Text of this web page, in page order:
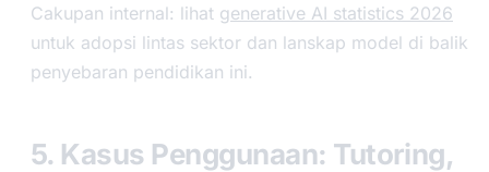
Cakupan internal: lihat generative AI statistics 2026
untuk adopsi lintas sektor dan lanskap model di balik
penyebaran pendidikan ini.
5. Kasus Penggunaan: Tutoring,